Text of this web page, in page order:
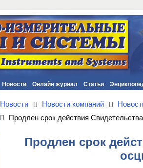
Новости Онлайн журнал Статьи
Новости Новости компаний
Продлен срок действия
Продлен срок